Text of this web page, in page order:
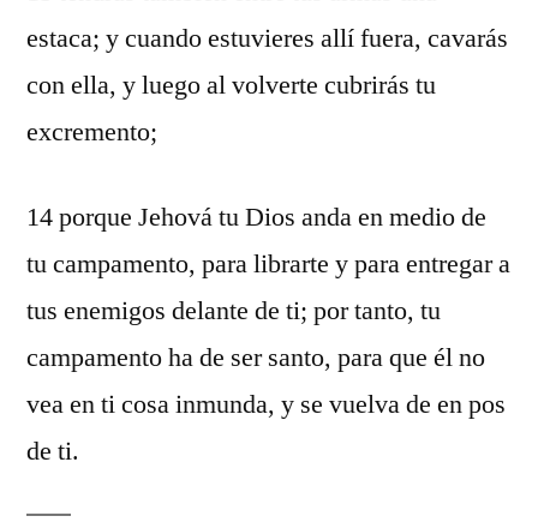
estaca; y cuando estuvieres allí fuera, cavarás
con ella, y luego al volverte cubrirás tu
excremento;
14 porque Jehová tu Dios anda en medio de
tu campamento, para librarte y para entregar a
tus enemigos delante de ti; por tanto, tu
campamento ha de ser santo, para que él no
vea en ti cosa inmunda, y se vuelva de en pos
de ti.